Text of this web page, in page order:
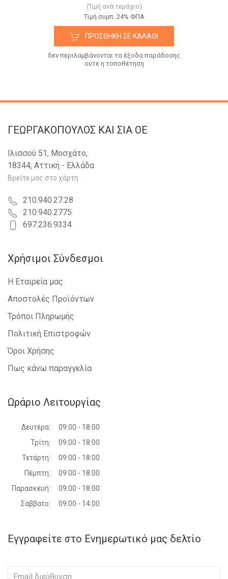
(Τιμή ανά τεμάχιο)
Tιμή συμπ. 24% ΦΠΑ
ΠΡΟΣΘΉΚΗ ΣΕ ΚΑΛΆΘΙ
δεν περιλαμβάνονται τα έξοδα παράδοσης
ούτε η τοποθέτηση
ΓΕΩΡΓΑΚΟΠΟΥΛΟΣ KAI ΣΙΑ OE
Ιλισσού 51, Μοσχάτο,
18344, Αττική - Ελλάδα
Βρείτε μας στο χάρτη
210.940.27.28
210.940.2775
697.236.9334
Χρήσιμοι Σύνδεσμοι
Η Εταιρεία μας
Αποστολές Προϊόντων
Τρόποι Πληρωμής
Πολιτική Επιστροφών
Όροι Χρήσης
Πως κάνω παραγγελία
Ωράριο Λειτουργίας
Δευτέρα:
09:00 - 18:00
Τρίτη:
09:00 - 18:00
Τετάρτη:
09:00 - 18:00
Πέμπτη:
09:00 - 18:00
Παρασκευή:
09:00 - 18:00
Σάββατο:
09:00 - 14:00
Εγγραφείτε στο Ενημερωτικό μας δελτίο